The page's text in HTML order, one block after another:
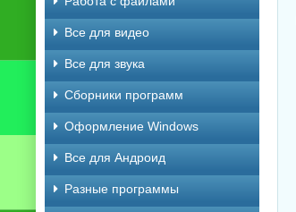
Все для видео
Все для звука
Сборники программ
Оформление Windows
Все для Андроид
Разные программы